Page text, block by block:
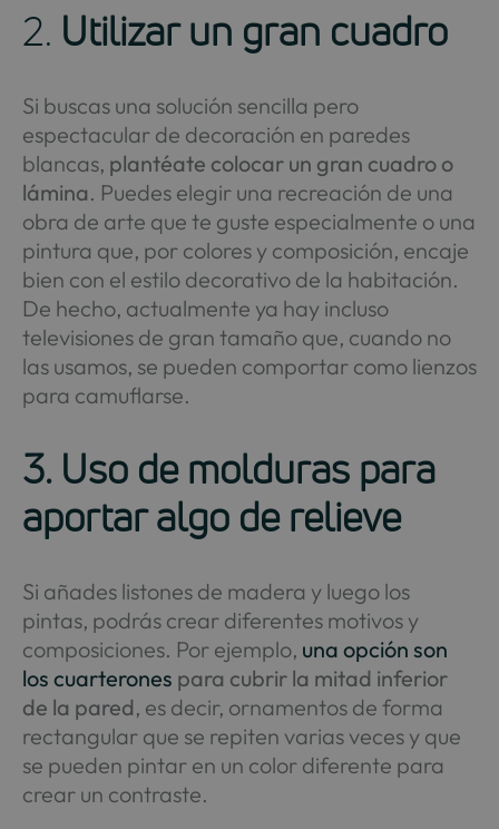
2. Utilizar un gran cuadro
Si buscas una solución sencilla pero
espectacular de decoración en paredes
blancas, plantéate colocar un gran cuadro o
lámina. Puedes elegir una recreación de una
obra de arte que te guste especialmente o una
pintura que, por colores y composición, encaje
bien con el estilo decorativo de la habitación.
De hecho, actualmente ya hay incluso
televisiones de gran tamaño que, cuando no
las usamos, se pueden comportar como lienzos
para camuflarse.
3. Uso de molduras para
aportar algo de relieve
Si añades listones de madera y luego los
pintas, podrás crear diferentes motivos y
composiciones. Por ejemplo, una opción son
los cuarterones para cubrir la mitad inferior
de la pared, es decir, ornamentos de forma
rectangular que se repiten varias veces y que
se pueden pintar en un color diferente para
crear un contraste.